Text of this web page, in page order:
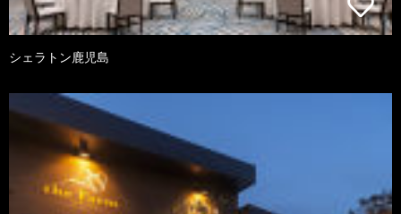
シェラトン鹿児島